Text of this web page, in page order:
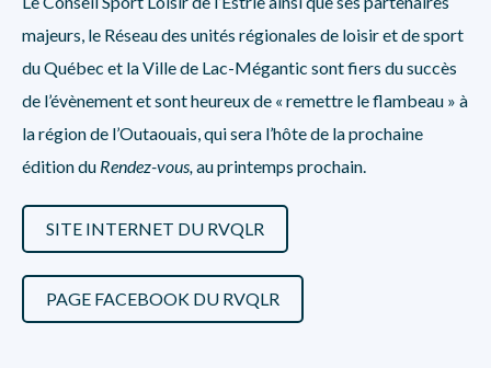
majeurs, le Réseau des unités régionales de loisir et de sport
du Québec et la Ville de Lac-Mégantic sont fiers du succès
de l’évènement et sont heureux de « remettre le flambeau » à
la région de l’Outaouais, qui sera l’hôte de la prochaine
édition du Rendez-vous, au printemps prochain.
SITE INTERNET DU RVQLR
PAGE FACEBOOK DU RVQLR